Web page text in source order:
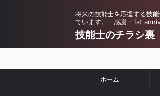
将来の技能士を応援する技
ています。 感謝・1st
技能士のチラシ裏
ホーム